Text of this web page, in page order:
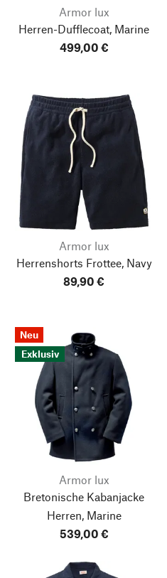
Armor lux
Herren-Dufflecoat, Marine
499,00 €
Armor lux
Herrenshorts Frottee, Navy
89,90 €
Neu
Exklusiv
Armor lux
Bretonische Kabanjacke
Herren, Marine
539,00 €